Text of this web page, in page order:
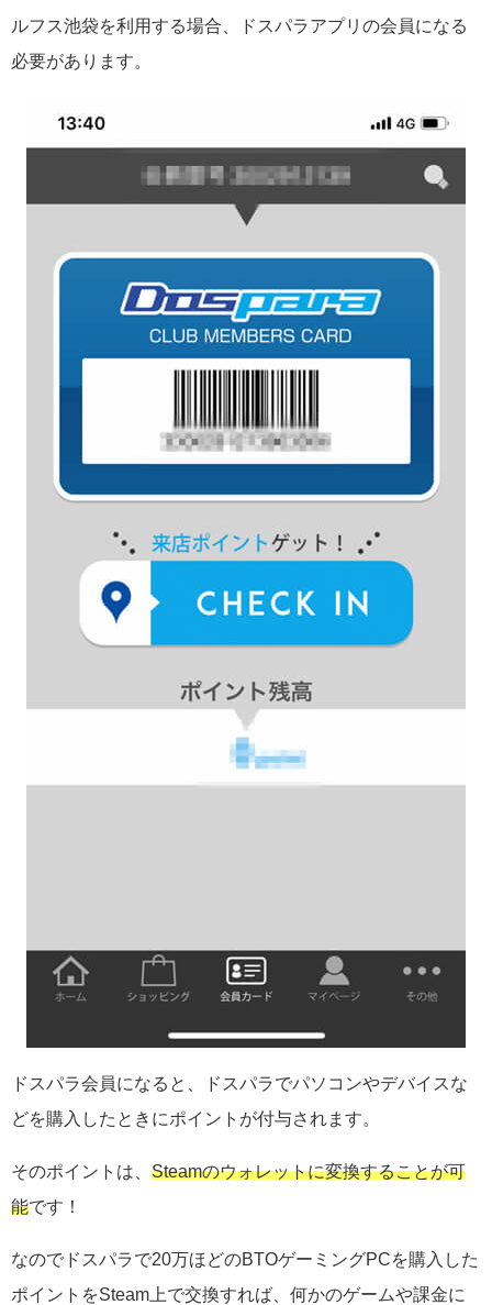
ルフス池袋を利用する場合、ドスパラアプリの会員になる
必要があります。
ドスパラ会員になると、ドスパラでパソコンやデバイスな
どを購入したときにポイントが付与されます。
そのポイントは、 Steamのウォレットに変換することが可
能です！
なのでドスパラで20万ほどのBTOゲーミングPCを購入した
ポイントをSteam上で交換すれば、何かのゲームや課金に